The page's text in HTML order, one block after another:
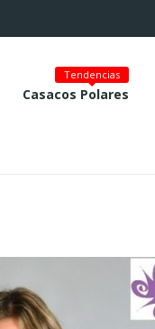
Casacos Polares
Tendencias